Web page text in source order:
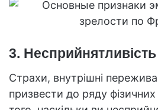
3.
Страхи, внутрішні
призвести до ряду